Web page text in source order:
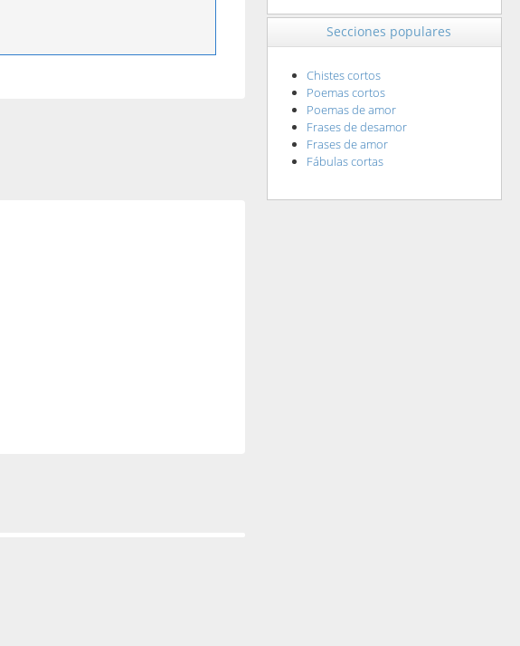
Secciones populares
Chistes cortos
Poemas cortos
Poemas de amor
Frases de desamor
Frases de amor
Fábulas cortas